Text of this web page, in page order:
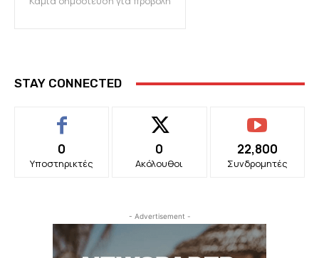
STAY CONNECTED
0
Υποστηρικτές
0
Ακόλουθοι
22,800
Συνδρομητές
- Advertisement -